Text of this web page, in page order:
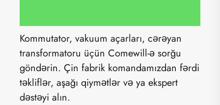
Kommutator, vakuum açarları, cərəyan
transformatoru üçün Comewill-ə sorğu
göndərin. Çin fabrik komandamızdan fərdi
təkliflər, aşağı qiymətlər və ya ekspert
dəstəyi alın.